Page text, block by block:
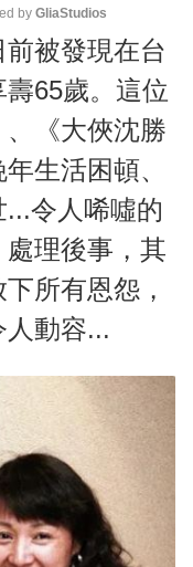
M
u
t
by GliaStudios
被發現在台
65歲。這位
《大俠沈勝
生活困頓、
令人唏噓的
理後事，其
所有恩怨，
動容...